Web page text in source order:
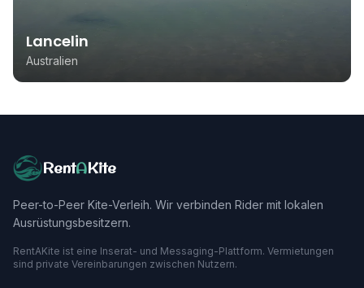
Lancelin
Australien
RentAKite
Peer-to-Peer Kite-Verleih. Wir verbinden Rider mit lokalen
Ausrüstungsbesitzern.
RentAKite ist eine Inserat- und Messaging-Plattform. Vermietungen
sind private Vereinbarungen zwischen Nutzern.